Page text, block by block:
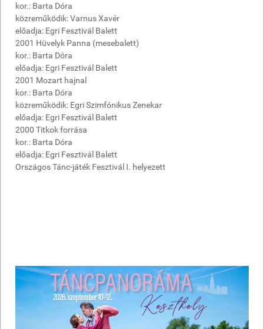
kor.: Barta Dóra
közreműködik: Varnus Xavér
előadja: Egri Fesztivál Balett
2001 Hüvelyk Panna (mesebalett)
kor.: Barta Dóra
előadja: Egri Fesztivál Balett
2001 Mozart hajnal
kor.: Barta Dóra
közreműködik: Egri Szimfónikus Zenekar
előadja: Egri Fesztivál Balett
2000 Titkok forrása
kor.: Barta Dóra
előadja: Egri Fesztivál Balett
Országos Tánc-játék Fesztivál I. helyezett